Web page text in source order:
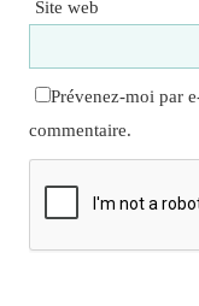
Site web
Prévenez-moi par
commentaire.